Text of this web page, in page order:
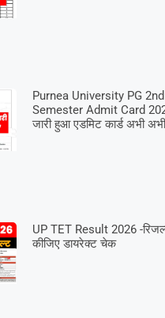
Purnea University PG 2nd
Semester Admit Card
जारी हुआ एडमिट कार्ड अभी
UP TET Result 2026 -
कीजिए डायरेक्ट चेक